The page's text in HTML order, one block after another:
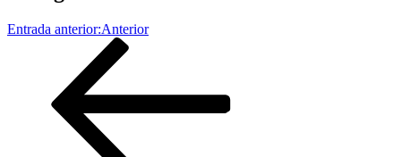
Entrada anterior:Anterior